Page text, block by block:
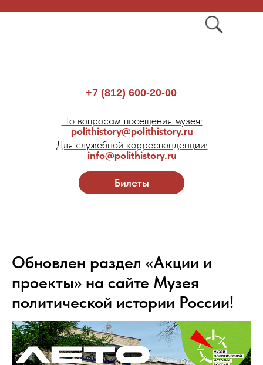
Билеты
+7 (812) 600-20-00
По вопросам посещения музея:
polithistory@polithistory.ru
Для служебной корреспонденции:
info@polithistory.ru
Обновлен раздел «Акции и
проекты» на сайте Музея
политической истории России!